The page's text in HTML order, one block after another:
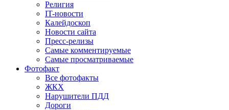
Религия
IT-новости
Калейдоскоп
Новости сайта
Пресс-релизы
Самые комментируемые
Самые просматриваемые
Фотофакт
Все фотофакты
ЖКХ
Нарушители ПДД
Дороги